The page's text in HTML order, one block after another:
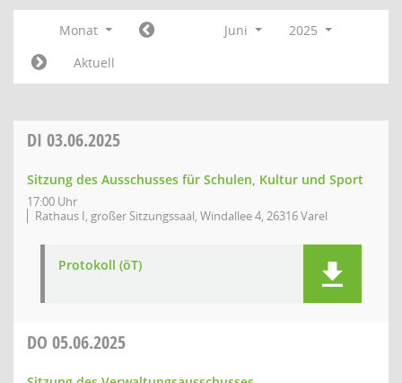
Monat Juni
2025
Aktuell
DI 03.06.2025
Sitzung des Ausschusses für Schulen, Kultur und Sport
17:00 Uhr
Rathaus I, großer Sitzungssaal, Windallee 4, 26316 Varel
Protokoll (öT)
DO 05.06.2025